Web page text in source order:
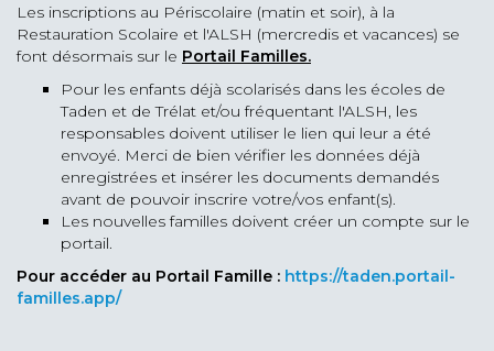
Les inscriptions au Périscolaire (matin et soir), à la
Restauration Scolaire et l'ALSH (mercredis et vacances) se
font désormais sur le Portail Familles.
Pour les enfants déjà scolarisés dans les écoles de
Taden et de Trélat et/ou fréquentant l'ALSH, les
responsables doivent utiliser le lien qui leur a été
envoyé. Merci de bien vérifier les données déjà
enregistrées et insérer les documents demandés
avant de pouvoir inscrire votre/vos enfant(s).
Les nouvelles familles doivent créer un compte sur le
portail.
Pour accéder au Portail Famille : https://taden.portail-
familles.app/